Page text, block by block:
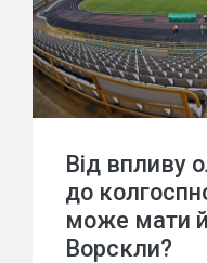
Від впливу
до
може мати
Ворскли?